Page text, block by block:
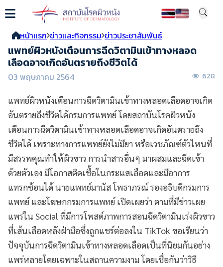
หน้าแรก ข่าวและกิจกรรม ข่าวประชาสัมพันธ์
แพทย์ผิวหนังเตือนการฉีดวิตามินเข้าทางหลอด
เลือดอาจเกิดอันตรายถึงชีวิตได้
03 พฤษภาคม 2564 628
แพทย์ผิวหนังเตือนการฉีดวิตามินเข้าทางหลอดเลือดอาจเกิด
อันตรายถึงชีวิตได้กรมการแพทย์ โดยสถาบันโรคผิวหนัง
เตือนการฉีดวิตามินเข้าทางหลอดเลือดอาจเกิดอันตรายถึง
ชีวิตได้ เพราะทางการแพทย์ยังไม่มียา หรือเวชภัณฑ์ตัวไหนที่
มีสรรพคุณทำให้ผิวขาว การนำสารอื่นๆ มาผสมและฉีดเข้า
ด้วยตัวเอง มีโอกาสติดเชื้อในกระแสเลือดและมีอาการ
แทรกซ้อนได้ นายแพทย์มานัส โพธาภรณ์ รองอธิบดีกรมการ
แพทย์ และโฆษกกรมการแพทย์ เปิดเผยว่า ตามที่มีข่าวเผย
แพร่ใน Social ที่มีการโพสต์ภาพการสอนฉีดวิตามินเร่งผิวขาว
ที่เส้นเลือดหลังฝ่ามือซึ่งถูกแชร์ต่อลงใน TikTok ขอเรียนว่า
ปัจจุบันการฉีดวิตามินเข้าทางหลอดเลือดเป็นที่นิยมกันอย่าง
แพร่หลายโดยเฉพาะในสถานความงาม โดยเชื่อกันว่าวิธี